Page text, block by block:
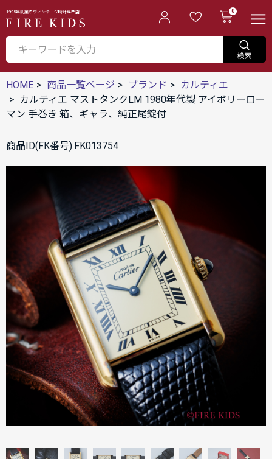
1995年創業のヴィンテージ時計専門店 0
HOME 商品一覧ページ ブランド
カルティエ
カルティエ マストタンクLM 1980年代製 アイボリーロー
マン 手巻き 箱、ギャラ、純正尾錠付
商品ID(FK番号):FK013754